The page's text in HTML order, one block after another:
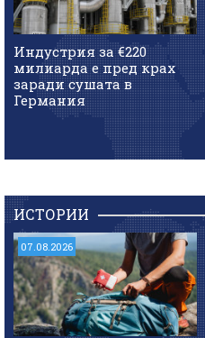
Индустрия за €220
милиарда е пред крах
заради сушата в
Германия
ИСТОРИИ
07.08.2026